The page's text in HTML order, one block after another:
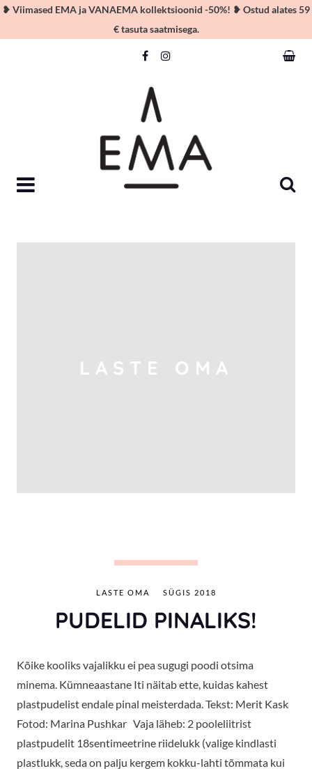
❥ Viimased EMA ja VANAEMA kollektsioonid -50%! ❥ Ostud alates 59
€ tasuta saatmisega.
LASTE OMA
LASTE OMA SÜGIS 2018
PUDELID PINALIKS!
Kõike kooliks vajalikku ei pea sugugi poodi otsima
minema. Kümneaastane Iti näitab ette, kuidas kahest
plastpudelist endale pinal meisterdada. Tekst: Merit Kask
Fotod: Marina Pushkar Vaja läheb: 2 pooleliitrist
plastpudelit 18sentimeetrine riidelukk (valige kindlasti
plastlukk, seda on palju kergem kokku-lahti tõmmata kui